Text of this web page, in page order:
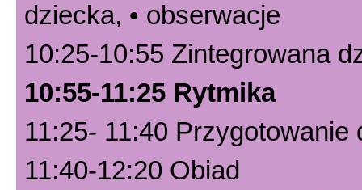
dziecka, • obserwacje
10:25-10:55 Zintegrowana
10:55-11:25 Rytmika
11:25- 11:40
11:40-12:20 Obiad